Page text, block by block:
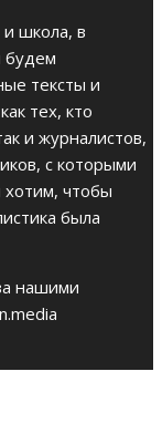
школа, в
будем
тексты и
тех, кто
и журналистов,
с которыми
чтобы
была
нашими